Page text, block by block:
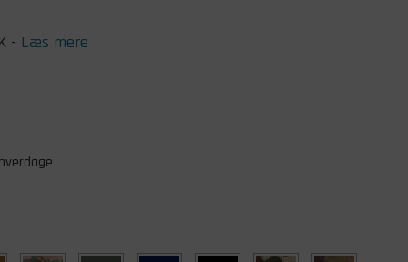
- Læs mere